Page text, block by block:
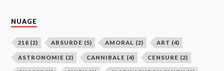
NUAGE
218 (2) ABSURDE (5) AMORAL (2) ART (4)
ASTRONOMIE (2) CANNIBALE (4) CENSURE (2)